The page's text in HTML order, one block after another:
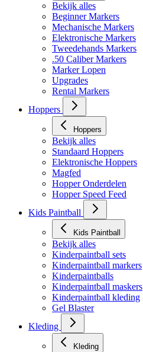
Bekijk alles
Beginner Markers
Mechanische Markers
Elektronische Markers
Tweedehands Markers
.50 Caliber Markers
Marker Lopen
Upgrades
Rental Markers
Hoppers
Hoppers
Bekijk alles
Standaard Hoppers
Elektronische Hoppers
Magfed
Hopper Onderdelen
Hopper Speed Feed
Kids Paintball
Kids Paintball
Bekijk alles
Kinderpaintball sets
Kinderpaintball markers
Kinderpaintballs
Kinderpaintball maskers
Kinderpaintball kleding
Gel Blaster
Kleding
Kleding